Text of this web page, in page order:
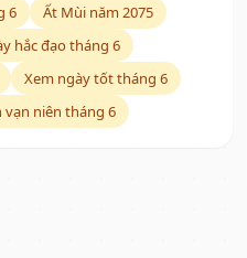
6
Ất Mùi năm 2075
hắc đạo tháng 6
Xem ngày tốt tháng 6
vạn niên tháng 6